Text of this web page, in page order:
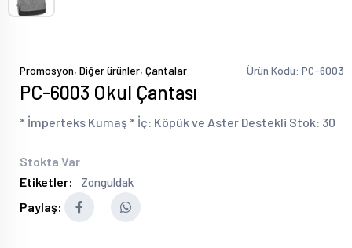
Promosyon, Diğer ürünler, Çantalar Ürün Kodu: PC-6003
PC-6003 Okul Çantası
* İmperteks Kumaş * İç: Köpük ve Aster Destekli Stok: 30
Stokta Var
Etiketler:
Zonguldak
Paylaş: